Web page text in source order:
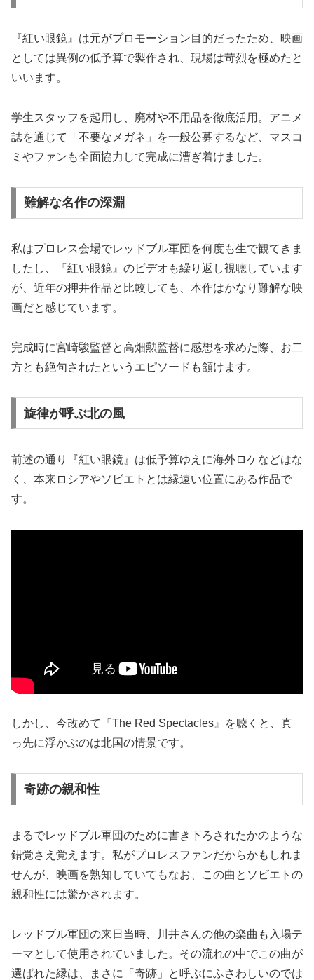
『紅い眼鏡』は元がプロモーション目的だったため、映画
としては異例の低予算で製作され、現場は苛烈を極めたと
いいます。
学生スタッフを起用し、廃材や不用品を徹底活用。アニメ
誌を通じて「不要なメガネ」を一般公募するなど、マスコ
ミやファンも全面協力して完成に漕ぎ着けました。
難解な名作の深淵
私はプロレス会場でレッドブル軍団を何度も生で観てきま
したし、『紅い眼鏡』のビデオも繰り返し視聴しています
が、近年の押井作品と比較しても、本作はかなり難解な映
画だと感じています。
完成時に宮崎駿監督と高畑勲監督に感想を求めた際、お二
方とも絶句されたというエピソードも頷けます。
旋律が呼ぶ北の風
前述の通り『紅い眼鏡』は低予算ゆえに海外ロケなどはな
く、本来ロシアやソビエトとは縁遠い位置にある作品で
す。
しかし、今改めて『The Red Spectacles』を聴くと、真
っ先に浮かぶのは北国の情景です。
奇跡の親和性
まるでレッドブル軍団のために書き下ろされたかのような
錯覚さえ覚えます。私がプロレスファンだからかもしれま
せんが、映画を熟知していてもなお、この曲とソビエトの
親和性には驚かされます。
レッドブル軍団の来日当時、川井さんの他の楽曲も入場テ
ーマとして使用されていました。その流れの中でこの曲が
選ばれた縁は、まさに「奇跡」と呼ぶにふさわしいのでは